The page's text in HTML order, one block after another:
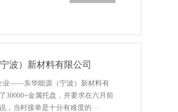
波）新材料有限公司
企业——东华能源（宁波）新材料有
金属托盘，并要求在六月前
，当时接单是十分有难度的···